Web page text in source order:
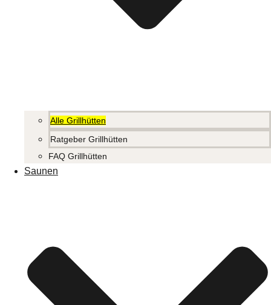
Alle Grillhütten
Ratgeber Grillhütten
FAQ Grillhütten
Saunen